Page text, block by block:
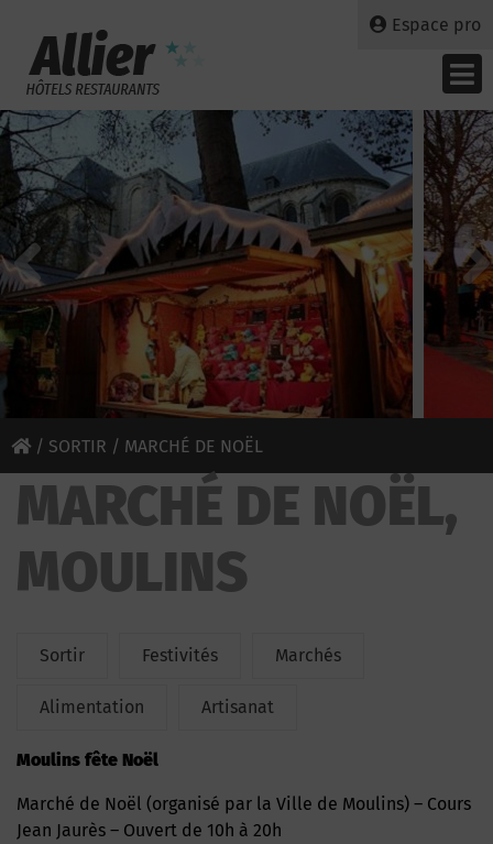
Espace pro
/ SORTIR / MARCHÉ DE NOËL
MARCHÉ DE NOËL,
MOULINS
Sortir Festivités Marchés
Alimentation Artisanat
Moulins fête Noël
Marché de Noël (organisé par la Ville de Moulins) – Cours
Jean Jaurès – Ouvert de 10h à 20h